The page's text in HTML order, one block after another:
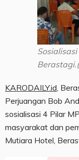
Sosialisasi
KARODAILY.id ,
Perjuangan Bob
sosialisasi 4 Pilar
masyarakat dan
Mutiara Hotel,